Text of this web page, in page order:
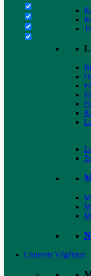
Couverts Végétaux